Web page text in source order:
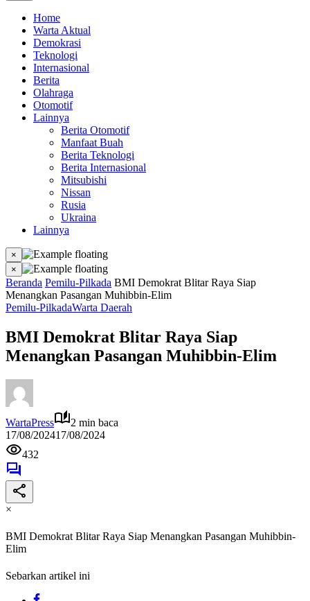
Home
Warta Aktual
Demokrasi
Teknologi
Internasional
Berita
Olahraga
Otomotif
Lainnya
Berita Otomotif
Manfaat Buah
Berita Teknologi
Berita Internasional
Mitsubishi
Nissan
Rusia
Ukraina
Lainnya
×
×
Beranda Pemilu-Pilkada BMI Demokrat Blitar Raya Siap
Menangkan Pasangan Muhibbin-Elim
Pemilu-PilkadaWarta Daerah
BMI Demokrat Blitar Raya Siap
Menangkan Pasangan Muhibbin-Elim
WartaPress
2 min baca
17/08/202417/08/2024
432
×
BMI Demokrat Blitar Raya Siap Menangkan Pasangan Muhibbin-
Elim
Sebarkan artikel ini